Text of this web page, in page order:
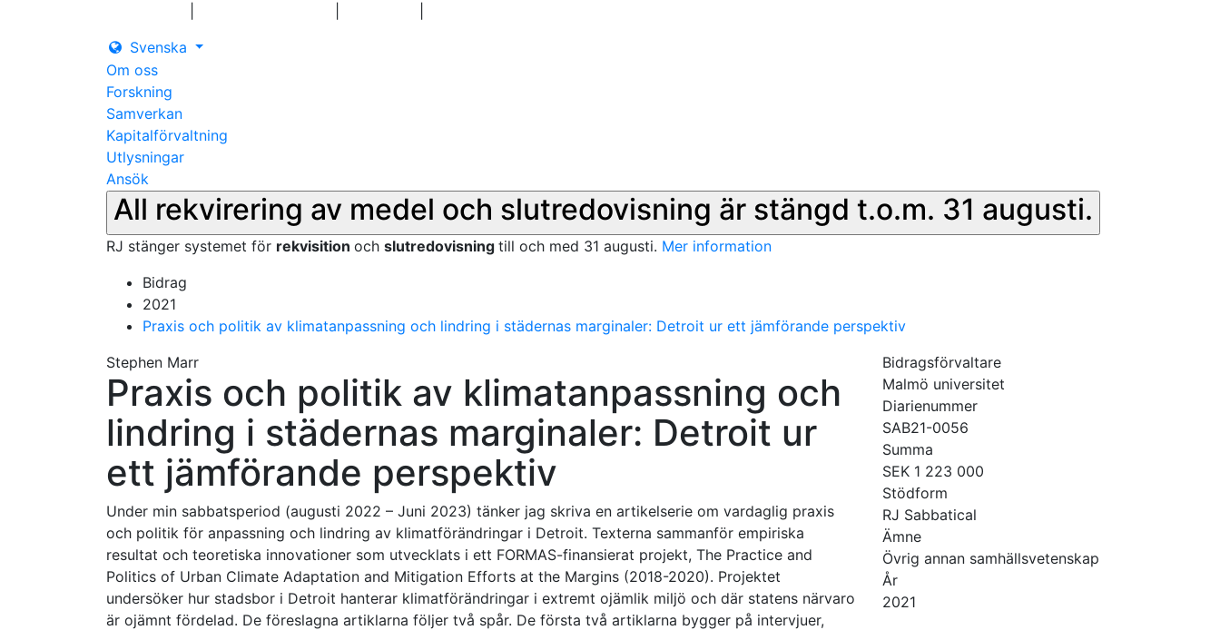
Svenska
Om oss
Forskning
Samverkan
Kapitalförvaltning
Utlysningar
Ansök
All rekvirering av medel och slutredovisning är stängd t.o.m. 31 augusti.
RJ stänger systemet för rekvisition och slutredovisning till och med 31 augusti. Mer information
Bidrag
2021
Praxis och politik av klimatanpassning och lindring i städernas marginaler: Detroit ur ett jämförande perspektiv
Stephen Marr
Praxis och politik av klimatanpassning och
lindring i städernas marginaler: Detroit ur
ett jämförande perspektiv
Under min sabbatsperiod (augusti 2022 – Juni 2023) tänker jag skriva en artikelserie om vardaglig praxis
och politik för anpassning och lindring av klimatförändringar i Detroit. Texterna sammanför empiriska
resultat och teoretiska innovationer som utvecklats i ett FORMAS-finansierat projekt, The Practice and
Politics of Urban Climate Adaptation and Mitigation Efforts at the Margins (2018-2020). Projektet
undersöker hur stadsbor i Detroit hanterar klimatförändringar i extremt ojämlik miljö och där statens närvaro
är ojämnt fördelad. De föreslagna artiklarna följer två spår. De första två artiklarna bygger på intervjuer,
Bidragsförvaltare
Malmö universitet
Diarienummer
SAB21-0056
Summa
SEK 1 223 000
Stödform
RJ Sabbatical
Ämne
Övrig annan samhällsvetenskap
År
2021